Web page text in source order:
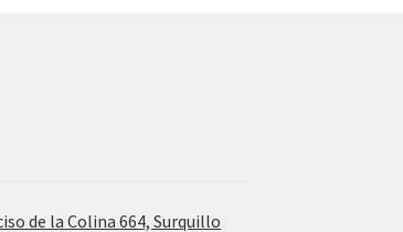
de la Colina 664, Surquillo